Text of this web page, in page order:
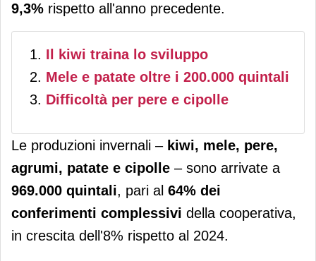
9,3% rispetto all'anno precedente.
Il kiwi traina lo sviluppo
Mele e patate oltre i 200.000 quintali
Difficoltà per pere e cipolle
Le produzioni invernali – kiwi, mele, pere,
agrumi, patate e cipolle – sono arrivate a
969.000 quintali, pari al 64% dei
conferimenti complessivi della cooperativa,
in crescita dell'8% rispetto al 2024.